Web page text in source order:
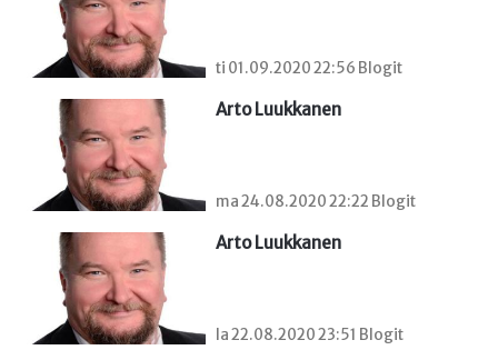
ti 01.09.2020 22:56 Blogit
Arto Luukkanen
ma 24.08.2020 22:22 Blogit
Arto Luukkanen
la 22.08.2020 23:51 Blogit